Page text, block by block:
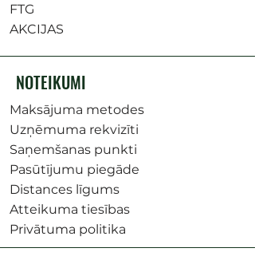
FTG
AKCIJAS
NOTEIKUMI
Maksājuma metodes
Uzņēmuma rekvizīti
Saņemšanas punkti
Pasūtījumu piegāde
Distances līgums
Atteikuma tiesības
Privātuma politika